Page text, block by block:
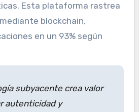
Esta plataforma rastrea
blockchain,
en un 93% según
subyacente crea valor
autenticidad y